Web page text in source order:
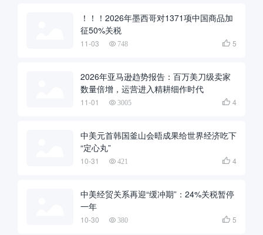
！！！2026年墨西哥对1371项中国商品加
征50%关税
11-03 748  5
2026年亚马逊趋势报告：百万美刀级卖家
数量倍增，运营进入精耕细作时代
11-01 3005  4
中美元首韩国釜山会晤成果给世界经济吃下
“定心丸”
10-31 421  4
中美经贸关系再迎“缓冲期”：24%关税暂停
一年
10-30 380  5